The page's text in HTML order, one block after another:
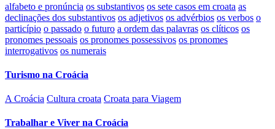
alfabeto e pronúncia os substantivos os sete casos em croata as
declinações dos substantivos os adjetivos os advérbios os verbos o
particípio o passado o futuro a ordem das palavras os clíticos os
pronomes pessoais os pronomes possessivos os pronomes
interrogativos os numerais
Turismo na Croácia
A Croácia Cultura croata Croata para Viagem
Trabalhar e Viver na Croácia